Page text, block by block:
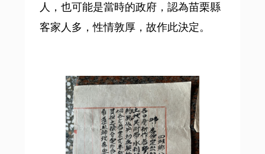
人，也可能是當時的政府，認為苗栗縣
客家人多，性情敦厚，故作此決定。